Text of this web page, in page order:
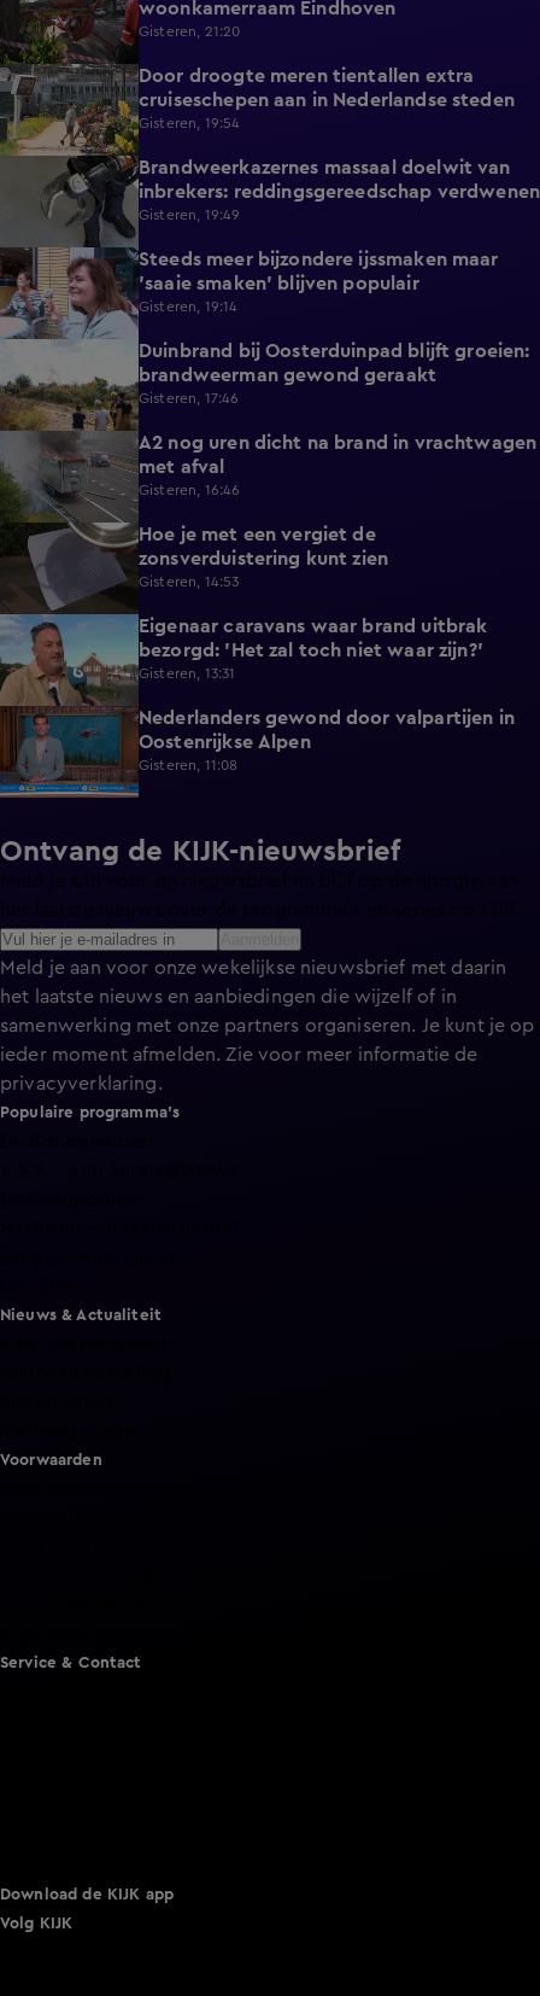
woonkamerraam Eindhoven
Gisteren, 21:20
2:11
Door droogte meren tientallen extra
cruiseschepen aan in Nederlandse steden
Gisteren, 19:54
Brandweerkazernes massaal doelwit van
inbrekers: reddingsgereedschap verdwenen
Gisteren, 19:49
1:17
Steeds meer bijzondere ijssmaken maar
'saaie smaken' blijven populair
Gisteren, 19:14
Duinbrand bij Oosterduinpad blijft groeien:
brandweerman gewond geraakt
Gisteren, 17:46
A2 nog uren dicht na brand in vrachtwagen
met afval
Gisteren, 16:46
1:21
Hoe je met een vergiet de
zonsverduistering kunt zien
Gisteren, 14:53
2:14
Eigenaar caravans waar brand uitbrak
bezorgd: 'Het zal toch niet waar zijn?'
Gisteren, 13:31
0:34
Nederlanders gewond door valpartijen in
Oostenrijkse Alpen
Gisteren, 11:08
Ontvang de KIJK-nieuwsbrief
Meld je aan voor onze wekelijkse nieuwsbrief met daarin
het laatste nieuws en aanbiedingen die wijzelf of in
samenwerking met onze partners organiseren. Je kunt je op
ieder moment afmelden. Zie voor meer informatie de
privacyverklaring.
Populaire programma's
Nieuws & Actualiteit
Voorwaarden
Service & Contact
Download de KIJK app
Volg KIJK